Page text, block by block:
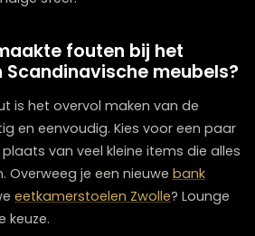
zijn. Textuur en subtiele
interessant patroon. Deze
bijvoorbeeld een prachtig
om leven en kleur toe te
materialen en geven
sfeer.